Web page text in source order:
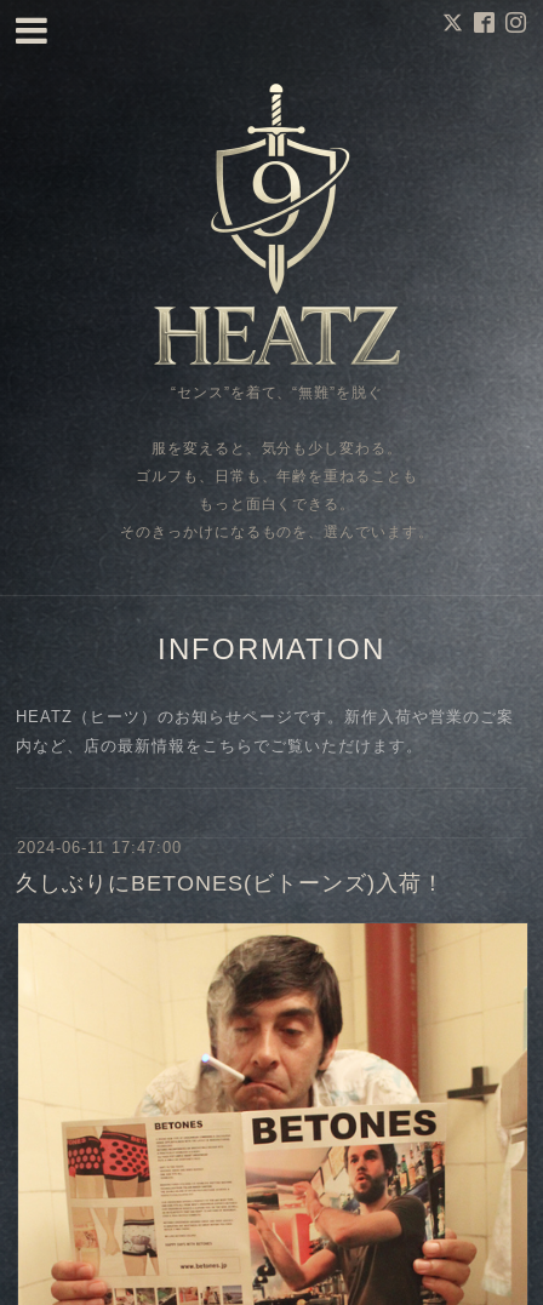
“センス”を着て、“無難”を脱ぐ
服を変えると、気分も少し変わる。
ゴルフも、日常も、年齢を重ねることも
もっと面白くできる。
そのきっかけになるものを、選んでいます。
INFORMATION
HEATZ（ヒーツ）のお知らせページです。新作入荷や営業のご案
内など、店の最新情報をこちらでご覧いただけます。
2024-06-11 17:47:00
久しぶりにBETONES(ビトーンズ)入荷！